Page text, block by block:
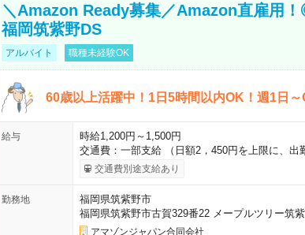
＼Amazon Ready募集／Amazon直雇用
福岡筑紫野DS
アルバイト 職種未経験OK
60歳以上活躍中！1日5時間以内OK！週1日～
給与
時給1,200円～1,500円
交通費：一部支給 （日額2，450円を上限に、出
交通費別途支給あり
勤務地
福岡県筑紫野市
福岡県筑紫野市古賀329番22 メープルツリー筑
アマゾンジャパン合同会社